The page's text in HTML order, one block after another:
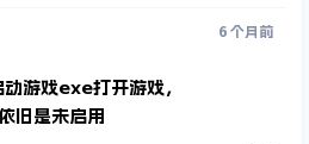
6 个月前
游戏exe打开游戏，
旧是未启用